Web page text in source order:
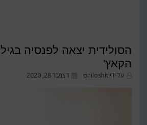
הקאץ'
על ידי philoshit
פורסםדצמבר 28, 2020